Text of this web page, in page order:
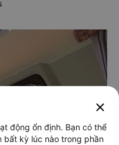
close
động ổn định. Bạn có thể
bất kỳ lúc nào trong phần